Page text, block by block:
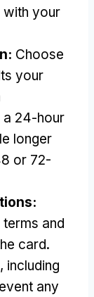
with your
: Choose
your
a 24-hour
longer
or 72-
:
and
card.
, including
any